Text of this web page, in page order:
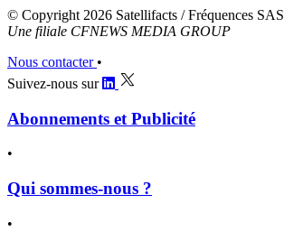
© Copyright 2026 Satellifacts / Fréquences SAS
Une filiale CFNEWS MEDIA GROUP
Nous contacter •
Suivez-nous sur
Abonnements et Publicité
•
Qui sommes-nous ?
•